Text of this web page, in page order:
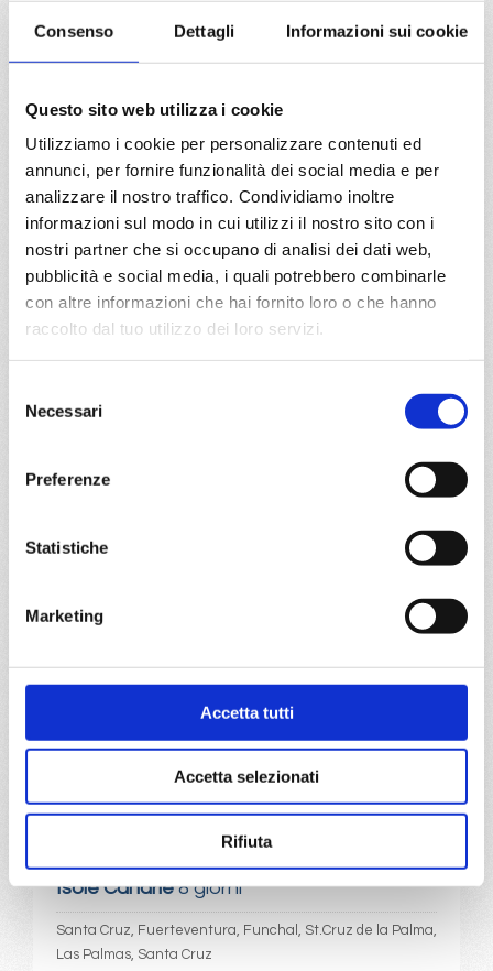
Consenso Dettagli Informazioni sui cookie
Questo sito web utilizza i cookie
Utilizziamo i cookie per personalizzare contenuti ed
annunci, per fornire funzionalità dei social media e per
analizzare il nostro traffico. Condividiamo inoltre
informazioni sul modo in cui utilizzi il nostro sito con i
nostri partner che si occupano di analisi dei dati web,
pubblicità e social media, i quali potrebbero combinarle
con altre informazioni che hai fornito loro o che hanno
raccolto dal tuo utilizzo dei loro servizi.
delNecessari
Preferenze
Statistiche
Marketing
Accetta tutti
Accetta selezionati
Rifiuta
Santa Cruz, Agadir, Lanzarote, Las Palmas, Lanzarote,
07/03/2027
€ 325
a partire da
€ 325
DETTAGLI
Santa Cruz, Agadir, Lanzarote, Las Palmas, Lanzarote,
€ 325
Isole Canarie8 giorni
daTenerifeconCosta Smeralda
Santa Cruz, Fuerteventura, Funchal, St.Cruz de la Palma,
Las Palmas, Santa Cruz